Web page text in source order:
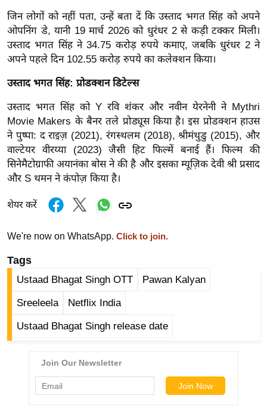
र्ल्ड
न्यू
ज
ब्री
नो
रं
ज
न
ज
ग
त
ली
ड
हॉ
ली
ड
जिन लोगों को नहीं पता, उन्हें बता दें कि उस्ताद भगत सिंह को अपने
ओपनिंग डे, यानी 19 मार्च 2026 को धुरंधर 2 से कड़ी टक्कर मिली।
उस्ताद भगत सिंह ने 34.75 करोड़ रुपये कमाए, जबकि धुरंधर 2 ने
अपने पहले दिन 102.55 करोड़ रुपये का कलेक्शन किया।
उस्ताद भगत सिंह: प्रोडक्शन डिटेल्स
उस्ताद भगत सिंह को Y रवि शंकर और नवीन येरनेनी ने Mythri
Movie Makers के बैनर तले प्रोड्यूस किया है। इस प्रोडक्शन हाउस
ने पुष्पा: द राइज़ (2021), रंगस्थलम (2018), श्रीमंथुडु (2015), और
वाल्टेयर वीरय्या (2023) जैसी हिट फिल्में बनाई हैं। फिल्म की
सिनेमैटोग्राफी अयानंका बोस ने की है और इसका म्यूज़िक देवी श्री प्रसाद
और S थमन ने कंपोज़ किया है।
शेयर करें
We're now on WhatsApp. Click to join.
Tags
Ustaad Bhagat Singh OTT Pawan Kalyan
Sreeleela Netflix India
Ustaad Bhagat Singh release date